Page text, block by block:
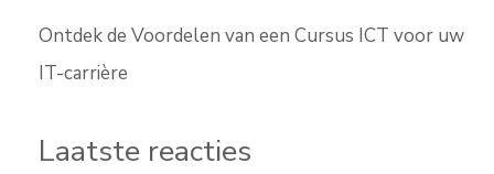
Ontdek de Voordelen van een Cursus ICT voor uw
IT-carrière
Laatste reacties